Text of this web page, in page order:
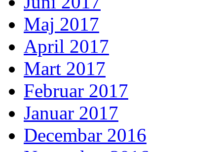
Maj 2017
April 2017
Mart 2017
Februar 2017
Januar 2017
Decembar 2016